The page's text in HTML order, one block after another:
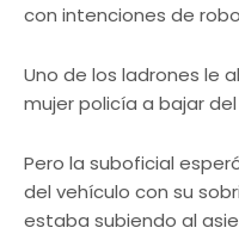
con intenciones de
Uno de los ladrones le
mujer policía a bajar
Pero la suboficial
del vehículo con su
estaba subiendo al